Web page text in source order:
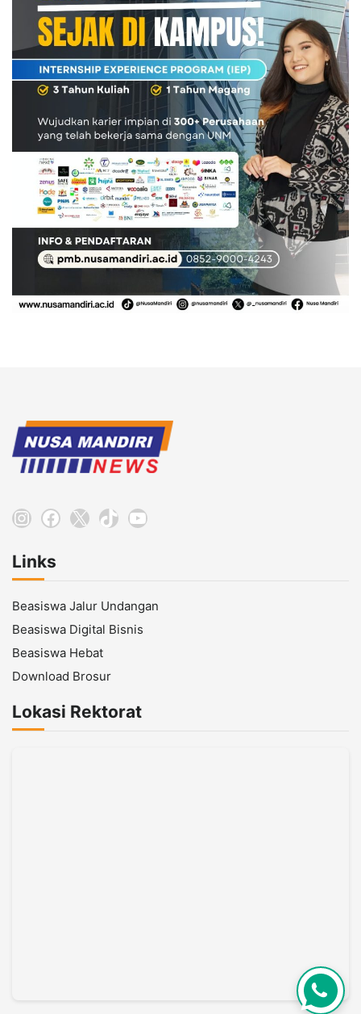
Instagram
Facebook
X TikTokYouTube
Links
Beasiswa Jalur Undangan
Beasiswa Digital Bisnis
Beasiswa Hebat
Download Brosur
Lokasi Rektorat